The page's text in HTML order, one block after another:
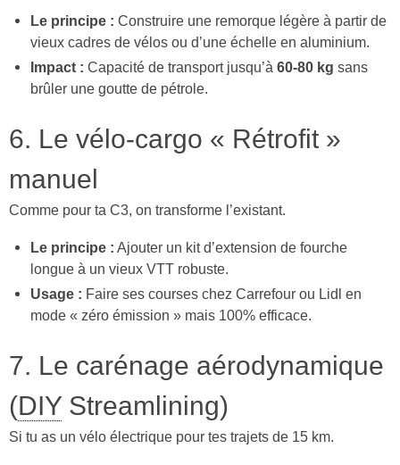
Le principe : Construire une remorque légère à partir de
vieux cadres de vélos ou d’une échelle en aluminium.
Impact : Capacité de transport jusqu’à60-80 kg sans
brûler une goutte de pétrole.
6. Le vélo-cargo « Rétrofit »
manuel
Comme pour ta C3, on transforme l’existant.
Le principe : Ajouter un kit d’extension de fourche
longue à un vieux VTT robuste.
Usage : Faire ses courses chez Carrefour ou Lidl en
mode « zéro émission » mais 100% efficace.
7. Le carénage aérodynamique
(DIY Streamlining)
Si tu as un vélo électrique pour tes trajets de 15 km.